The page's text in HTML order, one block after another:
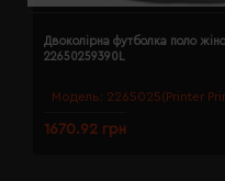
Модель: 2265025(Printer
Двоколірна футболка поло
22650259390L
1670.92 грн